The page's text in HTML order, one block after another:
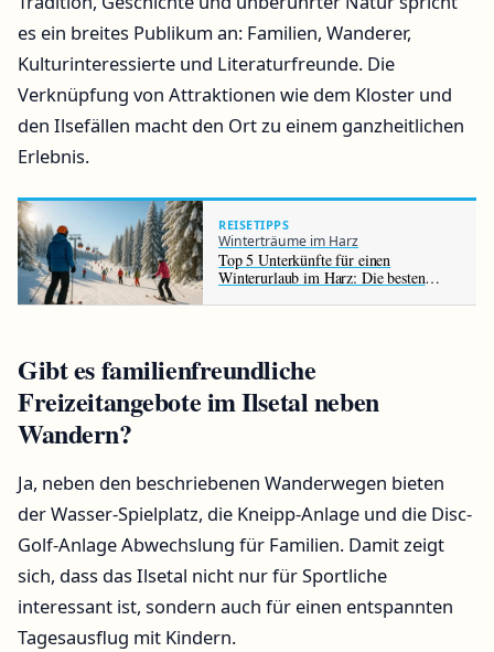
es ein breites Publikum an: Familien, Wanderer,
Kulturinteressierte und Literaturfreunde. Die
Verknüpfung von Attraktionen wie dem Kloster und
den Ilsefällen macht den Ort zu einem ganzheitlichen
Erlebnis.
REISETIPPS
Winterträume im Harz
Top 5 Unterkünfte für einen
Winterurlaub im Harz: Die besten
Gibt es familienfreundliche
Freizeitangebote im Ilsetal neben
Wandern?
Ja, neben den beschriebenen Wanderwegen bieten
der Wasser-Spielplatz, die Kneipp-Anlage und die Disc-
Golf-Anlage Abwechslung für Familien. Damit zeigt
sich, dass das Ilsetal nicht nur für Sportliche
interessant ist, sondern auch für einen entspannten
Tagesausflug mit Kindern.